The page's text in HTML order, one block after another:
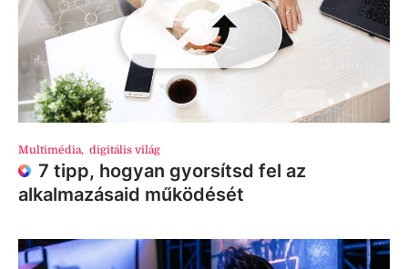
Multimédia, digitális világ
7 tipp, hogyan gyorsítsd fel az
alkalmazásaid működését